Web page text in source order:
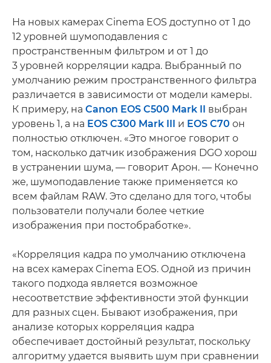
На новых камерах Cinema EOS доступно от 1 до
12 уровней шумоподавления с
пространственным фильтром и от 1 до
3 уровней корреляции кадра. Выбранный по
умолчанию режим пространственного фильтра
различается в зависимости от модели камеры.
К примеру, на Canon EOS C500 Mark II
выбран
уровень 1, а на EOS C300 Mark III и EOS C70 он
полностью отключен. «Это многое говорит о
том, насколько датчик изображения DGO хорош
в устранении шума, — говорит Арон. — Конечно
же, шумоподавление также применяется ко
всем файлам RAW. Это сделано для того, чтобы
пользователи получали более четкие
изображения при постобработке».
«Корреляция кадра по умолчанию отключена
на всех камерах Cinema EOS. Одной из причин
такого подхода является возможное
несоответствие эффективности этой функции
для разных сцен. Бывают изображения, при
анализе которых корреляция кадра
обеспечивает достойный результат, поскольку
алгоритму удается выявить шум при сравнении